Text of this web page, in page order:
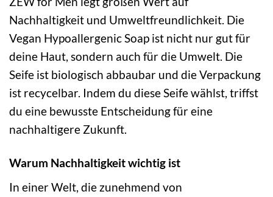
Nachhaltigkeit und Umweltfreundlichkeit. Die
Vegan Hypoallergenic Soap ist nicht nur gut für
deine Haut, sondern auch für die Umwelt. Die
Seife ist biologisch abbaubar und die Verpackung
ist recycelbar. Indem du diese Seife wählst, triffst
du eine bewusste Entscheidung für eine
nachhaltigere Zukunft.
Warum Nachhaltigkeit wichtig ist
In einer Welt, die zunehmend von